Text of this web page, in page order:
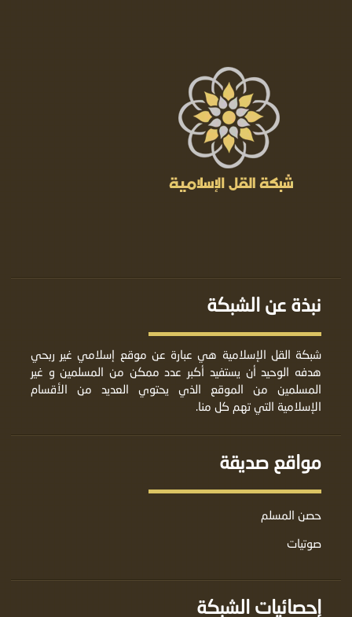
نبذة عن الشبكة
شبكة القل الإسلامية هي عبارة عن موقع إسلامي غير ربحي
هدفه الوحيد أن يستفيد أكبر عدد ممكن من المسلمين و غير
المسلمين من الموقع الذي يحتوي العديد من الأقسام
الإسلامية التي تهم كل منا.
مواقع صديقة
حصن المسلم
صوتيات
إحصائيات الشبكة